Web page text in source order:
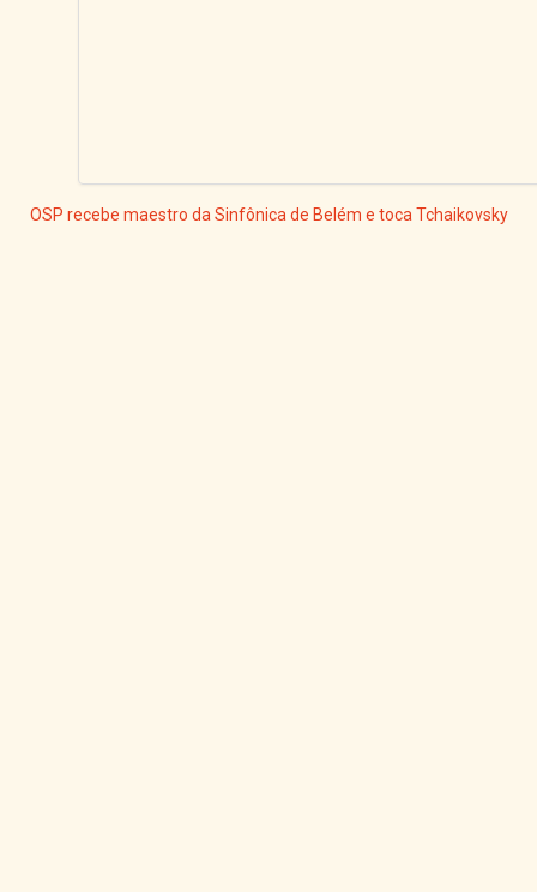
OSP recebe maestro da Sinfônica de Belém e toca Tchaikovsky